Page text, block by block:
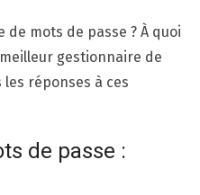
de mots de passe ? À quoi
gestionnaire de
les réponses à ces
de passe :